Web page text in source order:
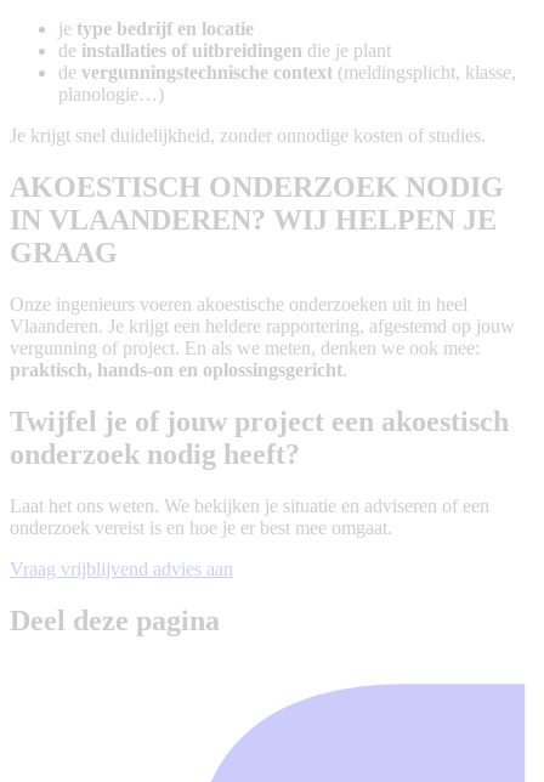
je type bedrijf en locatie
de installaties of uitbreidingen die je plant
de vergunningstechnische context (meldingsplicht, klasse,
planologie…)
Je krijgt snel duidelijkheid, zonder onnodige kosten of studies.
AKOESTISCH ONDERZOEK NODIG
IN VLAANDEREN? WIJ HELPEN JE
GRAAG
Onze ingenieurs voeren akoestische onderzoeken uit in heel
Vlaanderen. Je krijgt een heldere rapportering, afgestemd op jouw
vergunning of project. En als we meten, denken we ook mee:
praktisch, hands-on en oplossingsgericht.
Twijfel je of jouw project een akoestisch
onderzoek nodig heeft?
Laat het ons weten. We bekijken je situatie en adviseren of een
onderzoek vereist is en hoe je er best mee omgaat.
Vraag vrijblijvend advies aan
Deel deze pagina